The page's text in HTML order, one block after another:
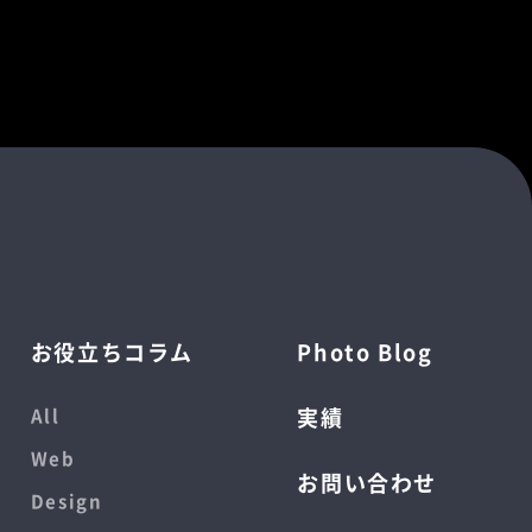
お役立ちコラム
All
Web
Design
Photo Blog
実績
お問い合わせ